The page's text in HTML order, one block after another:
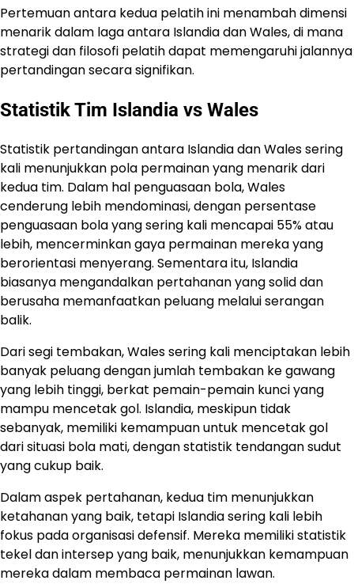
Pertemuan antara kedua pelatih ini menambah dimensi
menarik dalam laga antara Islandia dan Wales, di mana
strategi dan filosofi pelatih dapat memengaruhi jalannya
pertandingan secara signifikan.
Statistik Tim Islandia vs Wales
Statistik pertandingan antara Islandia dan Wales sering
kali menunjukkan pola permainan yang menarik dari
kedua tim. Dalam hal penguasaan bola, Wales
cenderung lebih mendominasi, dengan persentase
penguasaan bola yang sering kali mencapai 55% atau
lebih, mencerminkan gaya permainan mereka yang
berorientasi menyerang. Sementara itu, Islandia
biasanya mengandalkan pertahanan yang solid dan
berusaha memanfaatkan peluang melalui serangan
balik.
Dari segi tembakan, Wales sering kali menciptakan lebih
banyak peluang dengan jumlah tembakan ke gawang
yang lebih tinggi, berkat pemain-pemain kunci yang
mampu mencetak gol. Islandia, meskipun tidak
sebanyak, memiliki kemampuan untuk mencetak gol
dari situasi bola mati, dengan statistik tendangan sudut
yang cukup baik.
Dalam aspek pertahanan, kedua tim menunjukkan
ketahanan yang baik, tetapi Islandia sering kali lebih
fokus pada organisasi defensif. Mereka memiliki statistik
tekel dan intersep yang baik, menunjukkan kemampuan
mereka dalam membaca permainan lawan.